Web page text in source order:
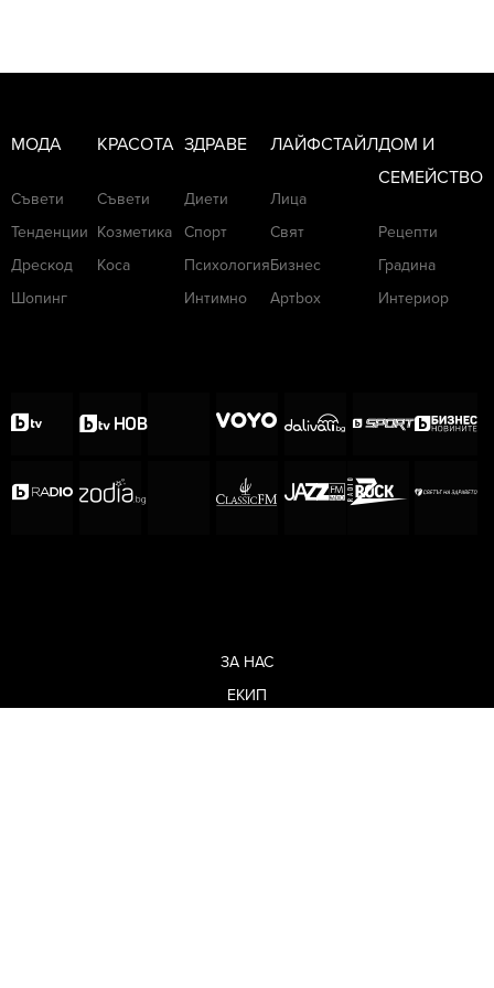
МОДА
Съвети
Тенденции
Дрескод
Шопинг
КРАСОТА
Съвети
Козметика
Коса
ЗДРАВЕ
Диети
Спорт
Психология
Интимно
ЛАЙФСТАЙЛ
Лица
Свят
Бизнес
Артbox
ДОМ И
СЕМЕЙСТВО
Рецепти
Градина
Интериор
ЗА НАС
ЕКИП